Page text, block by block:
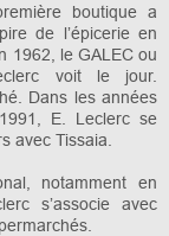
boutique a
de l’épicerie en
1962, le GALEC ou
voit le jour.
Dans les années
E. Leclerc se
avec Tissaia.
notamment en
s’associe avec